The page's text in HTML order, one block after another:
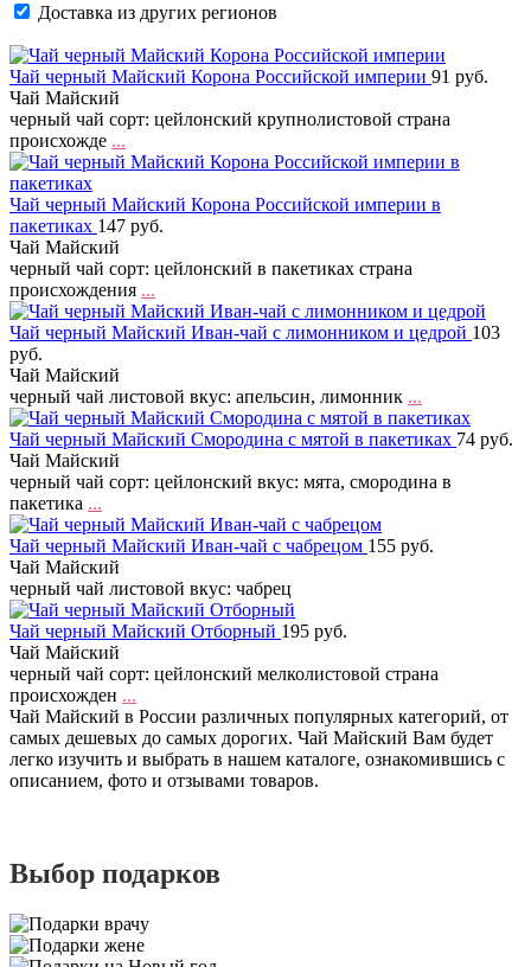
Доставка из других регионов
Чай черный Майский Корона Российской империи 91 руб.
Чай Майский
черный чай сорт: цейлонский крупнолистовой страна
происхожде ...
Чай черный Майский Корона Российской империи в
пакетиках 147 руб.
Чай Майский
черный чай сорт: цейлонский в пакетиках страна
происхождения ...
Чай черный Майский Иван-чай с лимонником и цедрой 103
руб.
Чай Майский
черный чай листовой вкус: апельсин, лимонник ...
Чай черный Майский Смородина с мятой в пакетиках 74 руб.
Чай Майский
черный чай сорт: цейлонский вкус: мята, смородина в
пакетика ...
Чай черный Майский Иван-чай с чабрецом 155 руб.
Чай Майский
черный чай листовой вкус: чабрец
Чай черный Майский Отборный 195 руб.
Чай Майский
черный чай сорт: цейлонский мелколистовой страна
происхожден ...
Чай Майский в России различных популярных категорий, от
самых дешевых до самых дорогих. Чай Майский Вам будет
легко изучить и выбрать в нашем каталоге, ознакомившись с
описанием, фото и отзывами товаров.
Выбор подарков